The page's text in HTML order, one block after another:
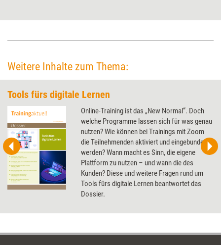
Weitere Inhalte zum Thema:
Tools fürs digitale Lernen
Online-Training ist das „New Normal“. Doch
welche Programme lassen sich für was genau
nutzen? Wie können bei Trainings mit Zoom
die Teilnehmenden aktiviert und eingebunden
werden? Wann macht es Sinn, die eigene
Plattform zu nutzen – und wann die des
Kunden? Diese und weitere Fragen rund um
Tools fürs digitale Lernen beantwortet das
Dossier.